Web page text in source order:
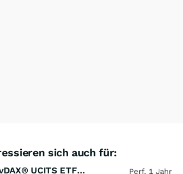
sich auch für:
iShares DivDAX® UCITS ETF (DE) Perf. 1 Jahr